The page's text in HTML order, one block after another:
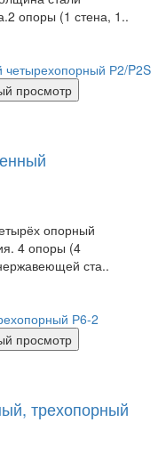
опоры (1 стена, 1..
просмотр
опорный
4 опоры (4
ста..
просмотр
трехопорный